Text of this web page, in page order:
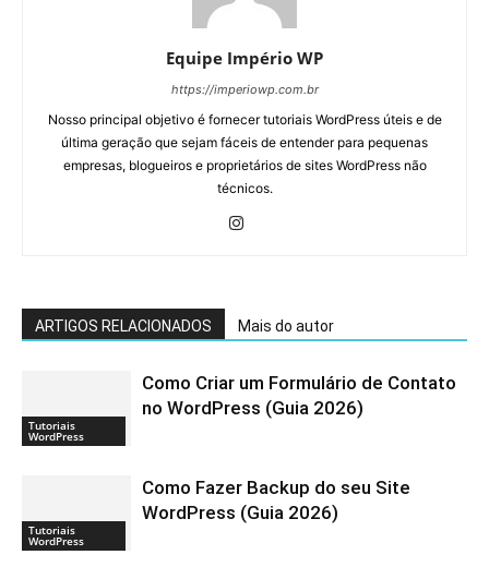
Equipe Império WP
https://imperiowp.com.br
Nosso principal objetivo é fornecer tutoriais WordPress úteis e de
última geração que sejam fáceis de entender para pequenas
empresas, blogueiros e proprietários de sites WordPress não
técnicos.
ARTIGOS RELACIONADOS Mais do autor
Tutoriais
WordPress
Como Criar um Formulário de Contato
no WordPress (Guia 2026)
Tutoriais
WordPress
Como Fazer Backup do seu Site
WordPress (Guia 2026)